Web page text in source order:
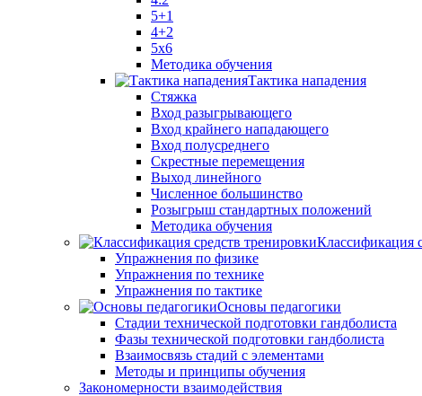
5+1
4+2
5x6
Методика обучения
Тактика нападения
Стяжка
Вход разыгрывающего
Вход крайнего нападающего
Вход полусреднего
Скрестные перемещения
Выход линейного
Численное большинство
Розыгрыш стандартных положений
Методика обучения
Классификация
Упражнения по физике
Упражнения по технике
Упражнения по тактике
Основы педагогики
Стадии технической подготовки гандболиста
Фазы технической подготовки гандболиста
Взаимосвязь стадий с элементами
Методы и принципы обучения
Закономерности взаимодействия